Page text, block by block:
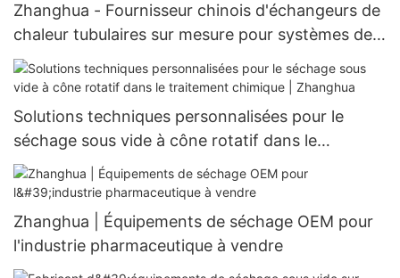
Zhanghua - Fournisseur chinois d'échangeurs de
chaleur tubulaires sur mesure pour systèmes de
réfrigération personnalisables
Solutions techniques personnalisées pour le
séchage sous vide à cône rotatif dans le
traitement chimique | Zhanghua
Zhanghua | Équipements de séchage OEM pour
l'industrie pharmaceutique à vendre